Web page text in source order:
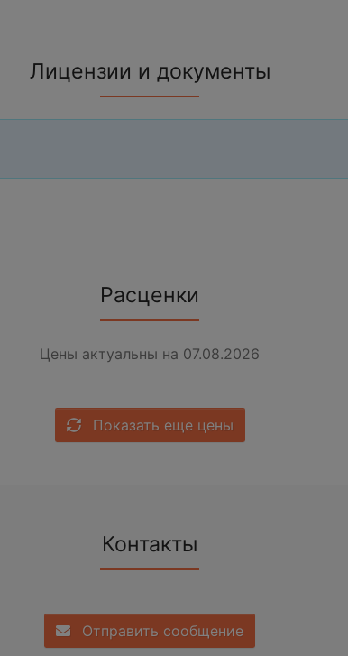
Лицензии и документы
Расценки
Цены актуальны на 07.08.2026
Показать еще цены
Контакты
Отправить сообщение